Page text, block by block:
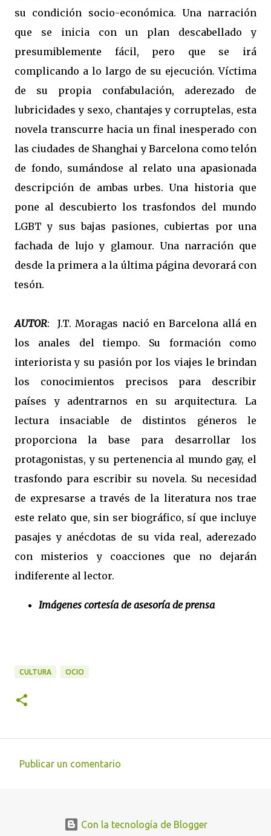
su condición socio-económica. Una narración
que se inicia con un plan descabellado y
presumiblemente fácil, pero que se irá
complicando a lo largo de su ejecución. Víctima
de su propia confabulación, aderezado de
lubricidades y sexo, chantajes y corruptelas, esta
novela transcurre hacia un final inesperado con
las ciudades de Shanghai y Barcelona como telón
de fondo, sumándose al relato una apasionada
descripción de ambas urbes. Una historia que
pone al descubierto los trasfondos del mundo
LGBT y sus bajas pasiones, cubiertas por una
fachada de lujo y glamour. Una narración que
desde la primera a la última página devorará con
tesón.
AUTOR: J.T. Moragas nació en Barcelona allá en
los anales del tiempo. Su formación como
interiorista y su pasión por los viajes le brindan
los conocimientos precisos para describir
países y adentrarnos en su arquitectura. La
lectura insaciable de distintos géneros le
proporciona la base para desarrollar los
protagonistas, y su pertenencia al mundo gay, el
trasfondo para escribir su novela. Su necesidad
de expresarse a través de la literatura nos trae
este relato que, sin ser biográfico, sí que incluye
pasajes y anécdotas de su vida real, aderezado
con misterios y coacciones que no dejarán
indiferente al lector.
Imágenes cortesía de asesoría de prensa
CULTURA OCIO
Publicar un comentario
Con la tecnología de Blogger